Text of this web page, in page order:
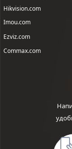
Hikvision.com
Imou.com
Ezviz.com
Commax.com